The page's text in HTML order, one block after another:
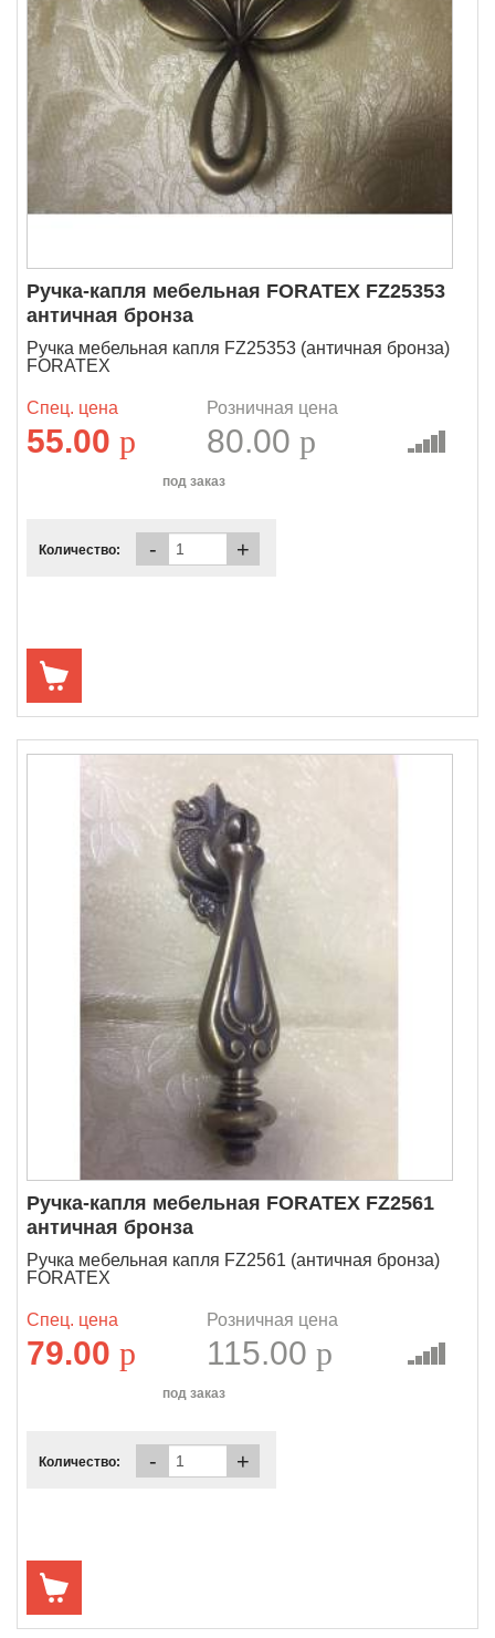
Ручка-капля мебельная FORATEX FZ25353
античная бронза
Ручка мебельная капля FZ25353 (античная бронза)
FORATEX
Спец. цена
55.00 p
Розничная цена
80.00 p
под заказ
Количество: - +
Ручка-капля мебельная FORATEX FZ2561
античная бронза
Ручка мебельная капля FZ2561 (античная бронза)
FORATEX
Спец. цена
79.00 p
Розничная цена
115.00 p
под заказ
Количество: - +